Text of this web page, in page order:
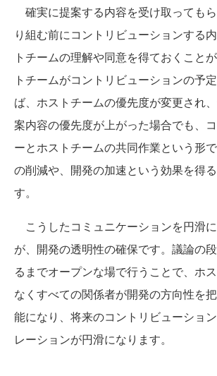
確実に提案する内容を受け取っても
り組む前にコントリビューションする
トチームの理解や同意を得ておくこと
トチームがコントリビューションの予
ば、ホストチームの優先度が変更され
案内容の優先度が上がった場合でも、
ーとホストチームの共同作業という形
の削減や、開発の加速という効果を得
す。
こうしたコミュニケーションを円滑
が、開発の透明性の確保です。議論の
るまでオープンな場で行うことで、ホ
なくすべての関係者が開発の方向性を
能になり、将来のコントリビューショ
レーションが円滑になります。